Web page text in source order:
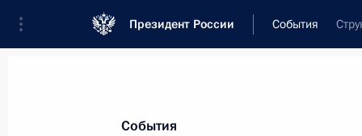
Президент России События
Новости
События